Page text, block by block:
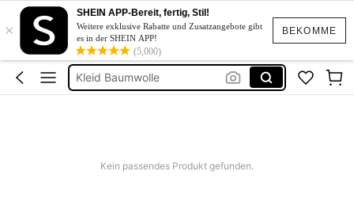
BEKOMME
×
SHEIN APP-Bereit, fertig, Stil!
Weitere exklusive Rabatte und Zusatzangebote gibt
es in der SHEIN APP!
(5,000)
Kleid Weiß Sommer
Kurze Kleider Sommer
Bikini
Kleid Baumwolle
Kein passendes Produkt gefunden.